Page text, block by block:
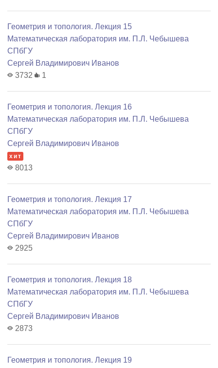
Геометрия и топология. Лекция 15
Математичеcкая лаборатория им. П.Л. Чебышева
СПбГУ
Сергей Владимирович Иванов
3732
1
Геометрия и топология. Лекция 16
Математичеcкая лаборатория им. П.Л. Чебышева
СПбГУ
Сергей Владимирович Иванов
хит
8013
Геометрия и топология. Лекция 17
Математичеcкая лаборатория им. П.Л. Чебышева
СПбГУ
Сергей Владимирович Иванов
2925
Геометрия и топология. Лекция 18
Математичеcкая лаборатория им. П.Л. Чебышева
СПбГУ
Сергей Владимирович Иванов
2873
Геометрия и топология. Лекция 19